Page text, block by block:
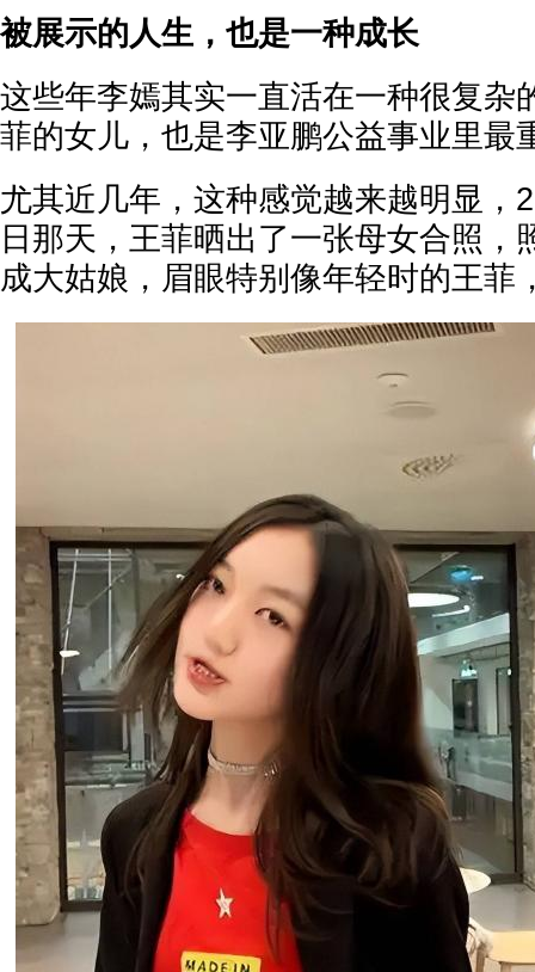
被展示的人生，也是一种成长
这些年李嫣其实一直活在一种很复杂
菲的女儿，也是李亚鹏公益事业里最
尤其近几年，这种感觉越来越明显，
日那天，王菲晒出了一张母女合照，
成大姑娘，眉眼特别像年轻时的王菲